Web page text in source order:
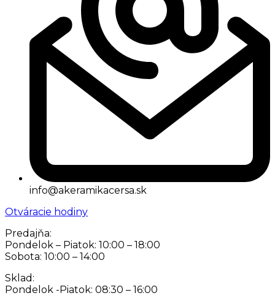
info@akeramikacersa.sk
Otváracie hodiny
Predajňa:
Pondelok – Piatok: 10:00 – 18:00
Sobota: 10:00 – 14:00
Sklad:
Pondelok -Piatok: 08:30 – 16:00